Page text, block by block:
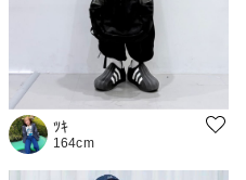
ﾂｷ
164cm